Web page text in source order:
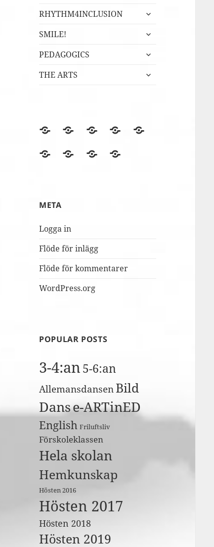
RHYTHM4INCLUSION
expandera
SMILE!
expandera
PEDAGOGICS
expandera
THE ARTS
expandera
BLOGGEN
Film
Finska
berömmer
Fredagsmys
FolkUngar
Fridays
Lördagskul
OVANÅKERS
r4i
Utvärderingsträdet
META
Logga in
Flöde för inlägg
Flöde för kommentarer
WordPress.org
POPULAR POSTS
3-4:an5-6:an
Allemansdansen Bild
Danse-ARTinED
English Friluftsliv
Förskoleklassen
Hela skolan
Hemkunskap
Hösten 2016
Hösten 2017
Hösten 2018
Hösten 2019